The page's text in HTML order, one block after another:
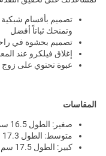
تصميم بأقسام شبكية
وتمنحك ثباتاً أفضل
تصميم بحشوة في راحة
إغلاق فيلكرو عند
عبوة تحتوي على زوج
المقاسات
صغير: الطول 16.5 سم، العرض 9.5 سم
متوسط: الطول 17.3 سم، العرض 10 سم
كبير: الطول 17.5 سم، العرض 10.5 سم